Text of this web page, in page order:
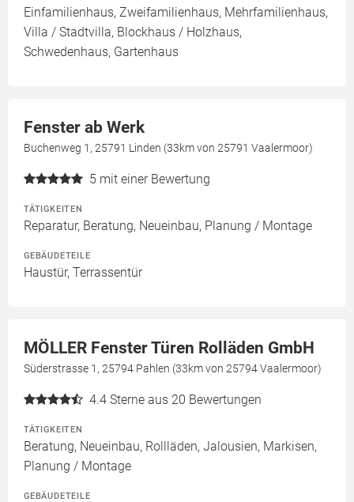
Einfamilienhaus, Zweifamilienhaus, Mehrfamilienhaus,
Villa / Stadtvilla, Blockhaus / Holzhaus,
Schwedenhaus, Gartenhaus
Fenster ab Werk
Buchenweg 1, 25791 Linden (33km von 25791 Vaalermoor)
5 mit einer Bewertung
TÄTIGKEITEN
Reparatur, Beratung, Neueinbau, Planung / Montage
GEBÄUDETEILE
Haustür, Terrassentür
MÖLLER Fenster Türen Rolläden GmbH
Süderstrasse 1, 25794 Pahlen (33km von 25794 Vaalermoor)
4.4 Sterne aus 20 Bewertungen
TÄTIGKEITEN
Beratung, Neueinbau, Rollläden, Jalousien, Markisen,
Planung / Montage
GEBÄUDETEILE